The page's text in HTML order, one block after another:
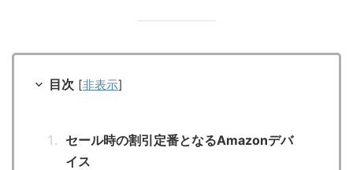
目次 [非表示]
セール時の割引定番となるAmazonデバ
イス